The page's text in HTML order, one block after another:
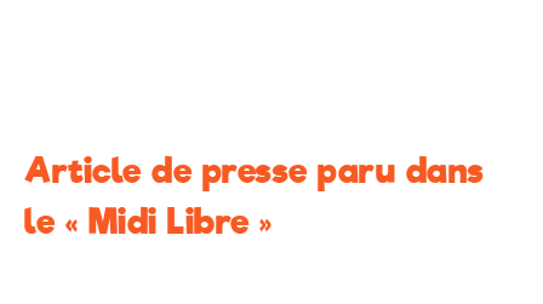
Article de presse paru dans
le « Midi Libre »